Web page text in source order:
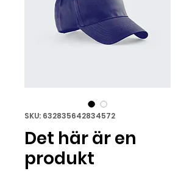
SKU: 632835642834572
Det här är en
produkt